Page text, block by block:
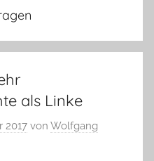
als Linke
2017 von Wolfgang